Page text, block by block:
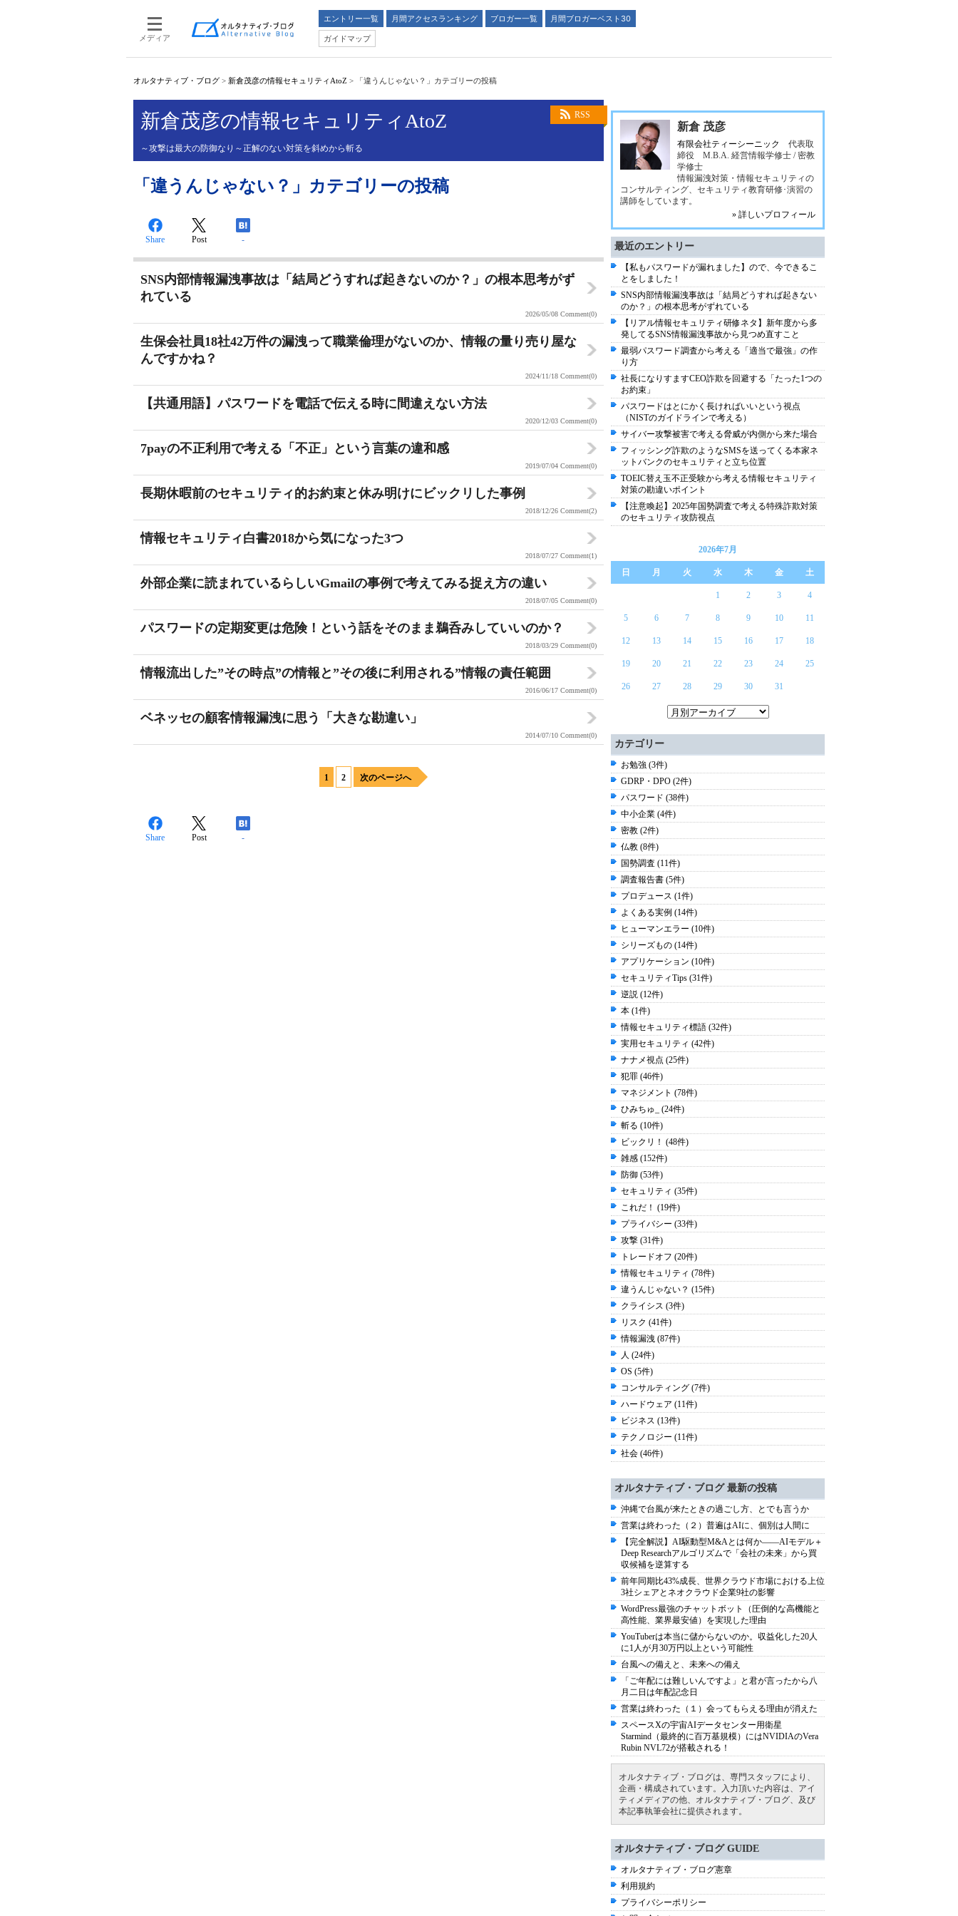
メディア
エントリー一覧 月間アクセスランキング ブロガー一覧
月間ブロガーベスト30
ガイドマップ
オルタナティブ・ブログ > 新倉茂彦の情報セキュリティAtoZ > 「違うんじゃない？」カテゴリーの投稿
RSS
新倉茂彦の情報セキュリティAtoZ
～攻撃は最大の防御なり～正解のない対策を斜めから斬る
「違うんじゃない？」カテゴリーの投稿
Share Post -
SNS内部情報漏洩事故は「結局どうすれば起きないのか？」の根本思考がず
れている
2026/05/08 Comment(0)
生保会社員18社42万件の漏洩って職業倫理がないのか、情報の量り売り屋な
んですかね？
2024/11/18 Comment(0)
【共通用語】パスワードを電話で伝える時に間違えない方法
2020/12/03 Comment(0)
7payの不正利用で考える「不正」という言葉の違和感
2019/07/04 Comment(0)
長期休暇前のセキュリティ的お約束と休み明けにビックリした事例
2018/12/26 Comment(2)
情報セキュリティ白書2018から気になった3つ
2018/07/27 Comment(1)
外部企業に読まれているらしいGmailの事例で考えてみる捉え方の違い
2018/07/05 Comment(0)
パスワードの定期変更は危険！という話をそのまま鵜呑みしていいのか？
2018/03/29 Comment(0)
情報流出した”その時点”の情報と”その後に利用される”情報の責任範囲
2016/06/17 Comment(0)
ベネッセの顧客情報漏洩に思う「大きな勘違い」
2014/07/10 Comment(0)
1 2 次のページへ
Share Post -
新倉 茂彦
有限会社ティーシーニック
代表取
締役 M.B.A. 経営情報学修士 / 密教
学修士
情報漏洩対策・情報セキュリティの
コンサルティング、セキュリティ教育研修･演習の
講師をしています。
» 詳しいプロフィール
最近のエントリー
【私もパスワードが漏れました】ので、今できるこ
とをしました！
SNS内部情報漏洩事故は「結局どうすれば起きない
のか？」の根本思考がずれている
【リアル情報セキュリティ研修ネタ】新年度から多
発してるSNS情報漏洩事故から見つめ直すこと
最弱パスワード調査から考える「適当で最強」の作
り方
社長になりすますCEO詐欺を回避する「たった1つの
お約束」
パスワードはとにかく長ければいいという視点
（NISTのガイドラインで考える）
サイバー攻撃被害で考える脅威が内側から来た場合
フィッシング詐欺のようなSMSを送ってくる本家ネ
ットバンクのセキュリティと立ち位置
TOEIC替え玉不正受験から考える情報セキュリティ
対策の勘違いポイント
【注意喚起】2025年国勢調査で考える特殊詐欺対策
のセキュリティ攻防視点
2026年7月
日 月 火 水 木 金 土
1 2 3 4
5 6 7 8 9 10 11
12 13 14 15 16 17 18
19 20 21 22 23 24 25
26 27 28 29 30 31
カテゴリー
お勉強 (3件)
GDRP・DPO (2件)
パスワード (38件)
中小企業 (4件)
密教 (2件)
仏教 (8件)
国勢調査 (11件)
調査報告書 (5件)
プロデュース (1件)
よくある実例 (14件)
ヒューマンエラー (10件)
シリーズもの (14件)
アプリケーション (10件)
セキュリティTips (31件)
逆説 (12件)
本 (1件)
情報セキュリティ標語 (32件)
実用セキュリティ (42件)
ナナメ視点 (25件)
犯罪 (46件)
マネジメント (78件)
ひみちゅ_ (24件)
斬る (10件)
ビックリ！ (48件)
雑感 (152件)
防御 (53件)
セキュリティ (35件)
これだ！ (19件)
プライバシー (33件)
攻撃 (31件)
トレードオフ (20件)
情報セキュリティ (78件)
違うんじゃない？ (15件)
クライシス (3件)
リスク (41件)
情報漏洩 (87件)
人 (24件)
OS (5件)
コンサルティング (7件)
ハードウェア (11件)
ビジネス (13件)
テクノロジー (11件)
社会 (46件)
オルタナティブ・ブログ 最新の投稿
沖縄で台風が来たときの過ごし方、とでも言うか
営業は終わった（２）普遍はAIに、個別は人間に
【完全解説】AI駆動型M&Aとは何か――AIモデル＋
Deep Researchアルゴリズムで「会社の未来」から買
収候補を逆算する
前年同期比43%成長、世界クラウド市場における上位
3社シェアとネオクラウド企業9社の影響
WordPress最強のチャットボット（圧倒的な高機能と
高性能、業界最安値）を実現した理由
YouTuberは本当に儲からないのか。収益化した20人
に1人が月30万円以上という可能性
台風への備えと、未来への備え
「ご年配には難しいんですよ」と君が言ったから八
月二日は年配記念日
営業は終わった（１）会ってもらえる理由が消えた
スペースXの宇宙AIデータセンター用衛星
Starmind（最終的に百万基規模）にはNVIDIAのVera
Rubin NVL72が搭載される！
オルタナティブ・ブログは、専門スタッフにより、
企画・構成されています。入力頂いた内容は、アイ
ティメディアの他、オルタナティブ・ブログ、及び
本記事執筆会社に提供されます。
オルタナティブ・ブログ GUIDE
オルタナティブ・ブログ憲章
利用規約
プライバシーポリシー